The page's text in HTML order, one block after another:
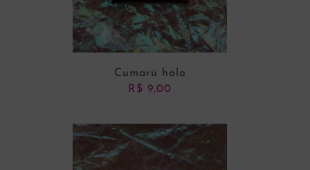
Cumarú holo
R$ 9,00